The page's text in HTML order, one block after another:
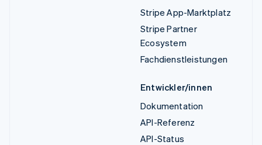
Stripe App-Marktplatz
Stripe Partner
Ecosystem
Fachdienstleistungen
Entwickler/innen
Dokumentation
API-Referenz
API-Status